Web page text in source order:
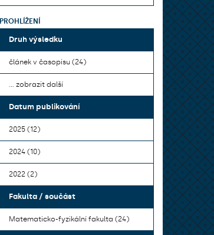
PROHLÍŽENÍ
Druh výsledku
článek v časopisu (24)
... zobrazit další
Datum publikování
2025 (12)
2024 (10)
2022 (2)
Fakulta / součást
Matematicko-fyzikální fakulta (24)